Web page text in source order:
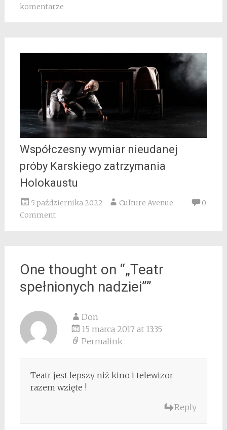
komentarze
Współczesny wymiar nieudanej
próby Karskiego zatrzymania
Holokaustu
5 października 2022 Culture Avenue
0
Comment
One thought on “„Teatr
spełnionych nadziei””
Don
15 marca 2017 at 13:35
Permalink
Teatr jest lepszy niż kino i telewizor
razem wzięte !
Reply